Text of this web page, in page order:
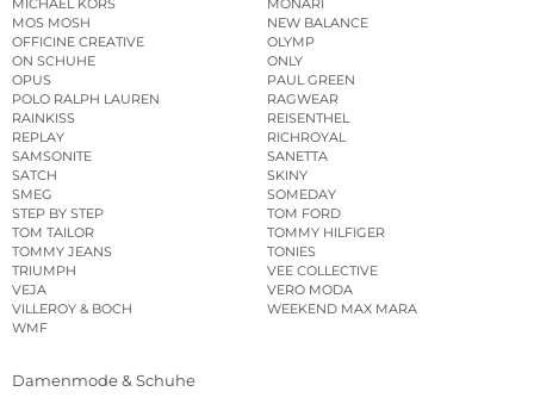
MICHAEL KORS
MONARI
MOS MOSH
NEW BALANCE
OFFICINE CREATIVE
OLYMP
ON SCHUHE
ONLY
OPUS
PAUL GREEN
POLO RALPH LAUREN
RAGWEAR
RAINKISS
REISENTHEL
REPLAY
RICHROYAL
SAMSONITE
SANETTA
SATCH
SKINY
SMEG
SOMEDAY
STEP BY STEP
TOM FORD
TOM TAILOR
TOMMY HILFIGER
TOMMY JEANS
TONIES
TRIUMPH
VEE COLLECTIVE
VEJA
VERO MODA
VILLEROY & BOCH
WEEKEND MAX MARA
WMF
Damenmode & Schuhe